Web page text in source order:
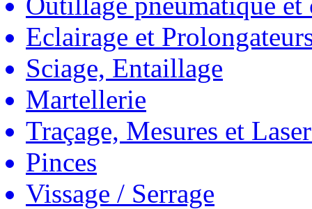
Eclairage et
Sciage, Entaillage
Martellerie
Traçage, Mesures et
Pinces
Vissage / Serrage